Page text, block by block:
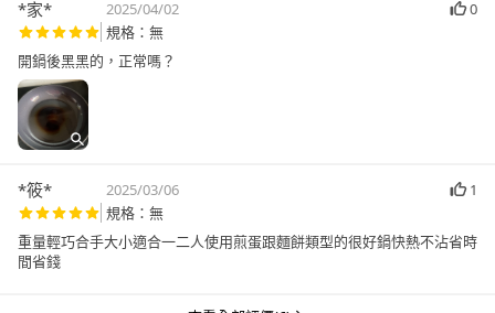
*家* 2025/04/02
0
規格：無
開鍋後黑黑的，正常嗎？
*筱* 2025/03/06
1
規格：無
重量輕巧合手大小適合一二人使用煎蛋跟麵餅類型的很好鍋快熱不沾省時
間省錢